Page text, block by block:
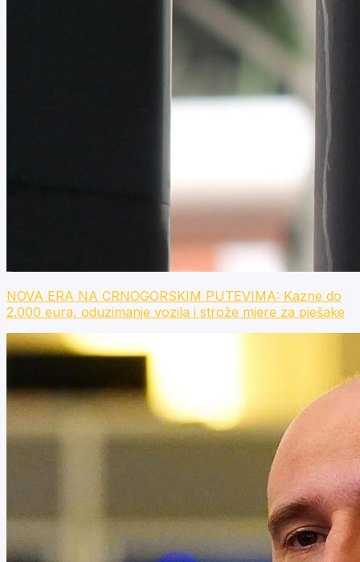
NOVA ERA NA CRNOGORSKIM PUTEVIMA: Kazne do
2.000 eura, oduzimanje vozila i strože mjere za pješake